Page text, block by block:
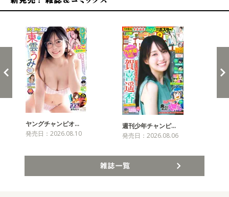
ヤングチャンピオ…
発売日：2026.08.10
週刊少年チャンピ…
発売日：2026.08.06